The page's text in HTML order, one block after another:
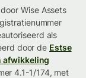
Wise Assets
als
door de Estse
afwikkeling
4.1-1/174, met